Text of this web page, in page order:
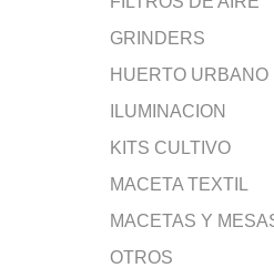
GRINDERS
HUERTO URBANO
ILUMINACION
KITS CULTIVO
MACETA TEXTIL
MACETAS Y
OTROS